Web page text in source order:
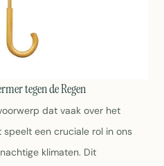
tegen de Regen
dat vaak over het
een cruciale rol in ons
klimaten. Dit